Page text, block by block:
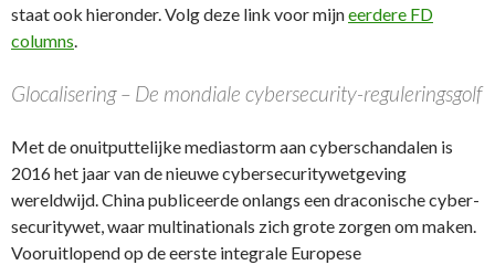
staat ook hieronder. Volg deze link voor mijneerdere FD
columns.
Glocalisering – De mondiale cybersecurity-reguleringsgolf
Met de onuitputtelijke mediastorm aan ­cyberschandalen is
2016 het jaar van de nieuwe cybersecuritywet­geving
wereldwijd. China publiceerde onlangs een draconische cyber­
securitywet, waar multinationals zich grote zorgen om maken.
Vooruitlopend op de eerste integrale Europese